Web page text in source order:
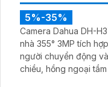
5%-35%
Camera Dahua DH-
nhà 355° 3MP tích
người chuyển động
chiều, hồng ngoại